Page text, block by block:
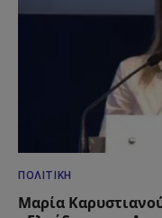
ΠΟΛΙΤΙΚΉ
Μαρία